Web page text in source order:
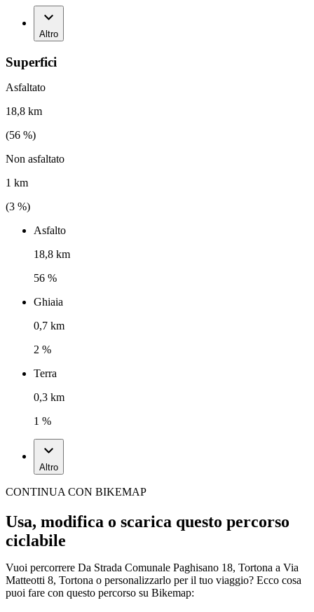
Altro
Superfici
Asfaltato
18,8 km
(56 %)
Non asfaltato
1 km
(3 %)
Asfalto
18,8 km
56 %
Ghiaia
0,7 km
2 %
Terra
0,3 km
1 %
Altro
CONTINUA CON BIKEMAP
Usa, modifica o scarica questo percorso
ciclabile
Vuoi percorrere Da Strada Comunale Paghisano 18, Tortona a Via
Matteotti 8, Tortona o personalizzarlo per il tuo viaggio? Ecco cosa
puoi fare con questo percorso su Bikemap: